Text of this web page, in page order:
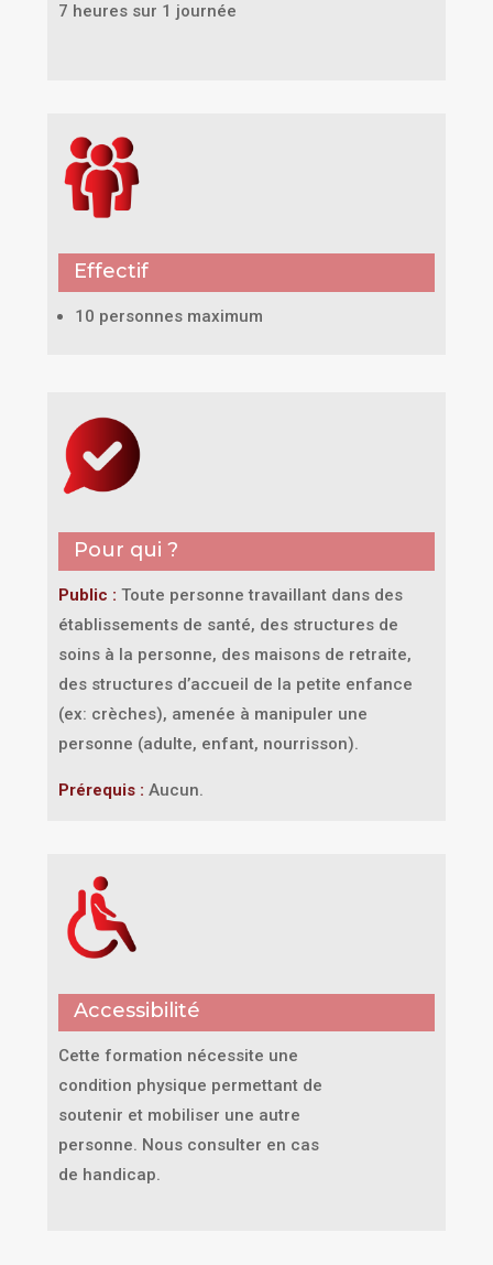
7 heures sur 1 journée
Effectif
10 personnes maximum
Pour qui ?
Public : Toute personne travaillant dans des
établissements de santé, des structures de
soins à la personne, des maisons de retraite,
des structures d’accueil de la petite enfance
(ex: crèches), amenée à manipuler une
personne (adulte, enfant, nourrisson).
Prérequis : Aucun.
Accessibilité
Cette formation nécessite une
condition physique permettant de
soutenir et mobiliser une autre
personne. Nous consulter en cas
de handicap.